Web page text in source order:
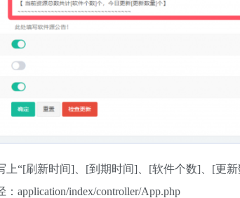
上“[刷新时间]、[到期时间]、[软件个数]、[更新
application/index/controller/App.php